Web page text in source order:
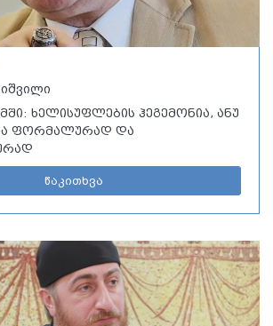
ხელისუფლების ჰეგემონია, ანუ
ფორმალურად და
წაკითხვა